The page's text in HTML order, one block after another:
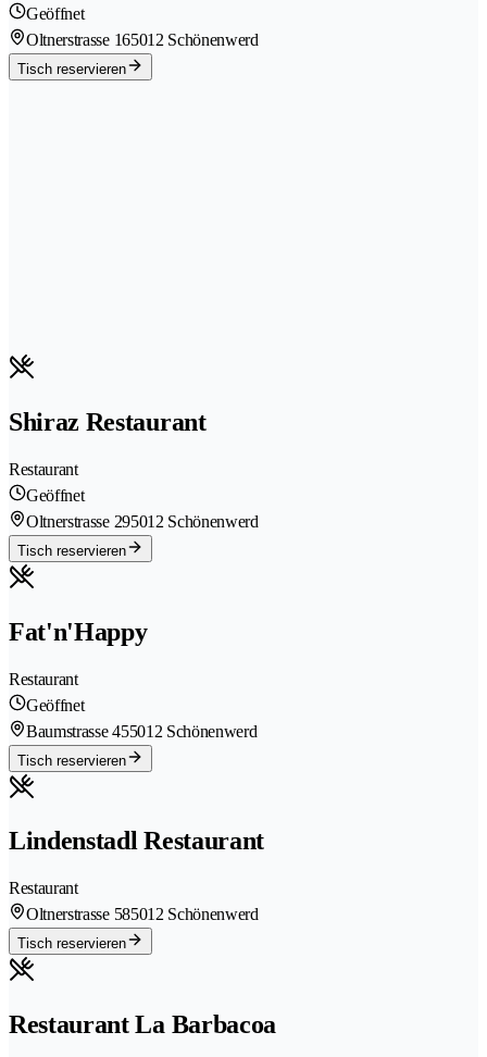
Geöffnet
Oltnerstrasse 165012 Schönenwerd
Tisch reservieren
Shiraz Restaurant
Restaurant
Geöffnet
Oltnerstrasse 295012 Schönenwerd
Tisch reservieren
Fat'n'Happy
Restaurant
Geöffnet
Baumstrasse 455012 Schönenwerd
Tisch reservieren
Lindenstadl Restaurant
Restaurant
Oltnerstrasse 585012 Schönenwerd
Tisch reservieren
Restaurant La Barbacoa